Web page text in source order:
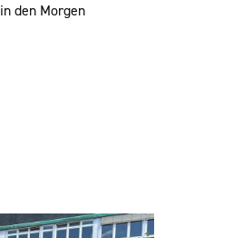
den Morgen